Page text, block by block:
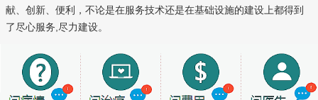
献、创新、便利，不论是在服务技术还是在基础设施的建设上都得到
了尽心服务,尽力建设。